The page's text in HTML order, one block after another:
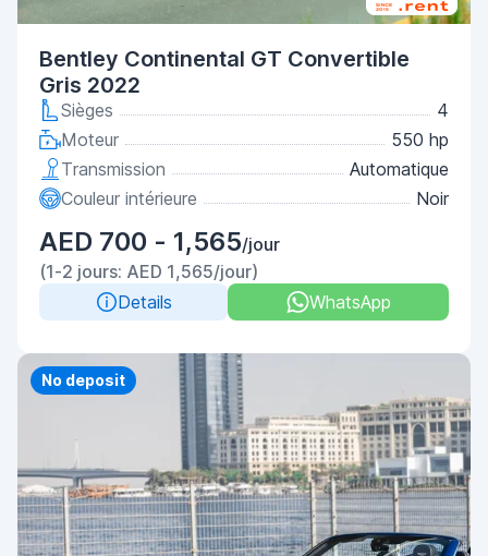
Bentley Continental GT Convertible
Gris 2022
Sièges
4
Moteur
550 hp
Transmission
Automatique
Couleur intérieure
Noir
AED 700 - 1,565/jour
(1-2 jours: AED 1,565/jour)
Details
WhatsApp
Priority
No deposit